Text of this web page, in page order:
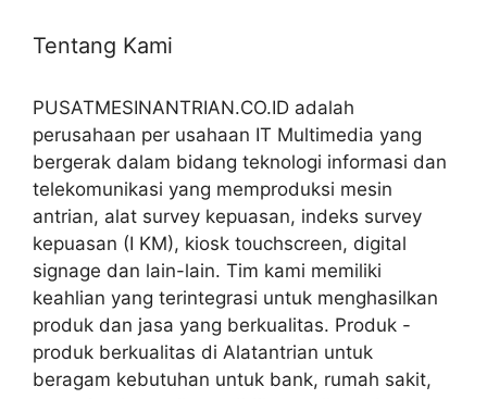
Tentang Kami
PUSATMESINANTRIAN.CO.ID adalah
perusahaan per usahaan IT Multimedia yang
bergerak dalam bidang teknologi informasi dan
telekomunikasi yang memproduksi mesin
antrian, alat survey kepuasan, indeks survey
kepuasan (I KM), kiosk touchscreen, digital
signage dan lain-lain. Tim kami memiliki
keahlian yang terintegrasi untuk menghasilkan
produk dan jasa yang berkualitas. Produk -
produk berkualitas di Alatantrian untuk
beragam kebutuhan untuk bank, rumah sakit,